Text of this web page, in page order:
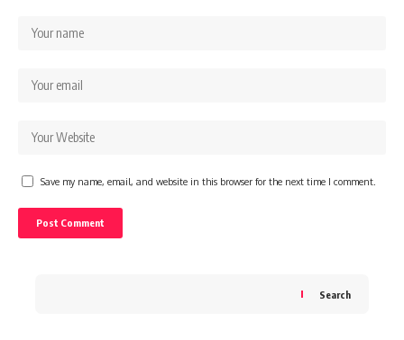
Save my name, email, and website in this browser for the next time I comment.
Search